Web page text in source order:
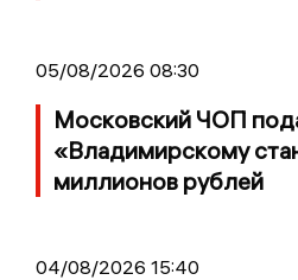
05/08/2026 08:30
Московский ЧОП
«Владимирскому
миллионов рублей
04/08/2026 15:40